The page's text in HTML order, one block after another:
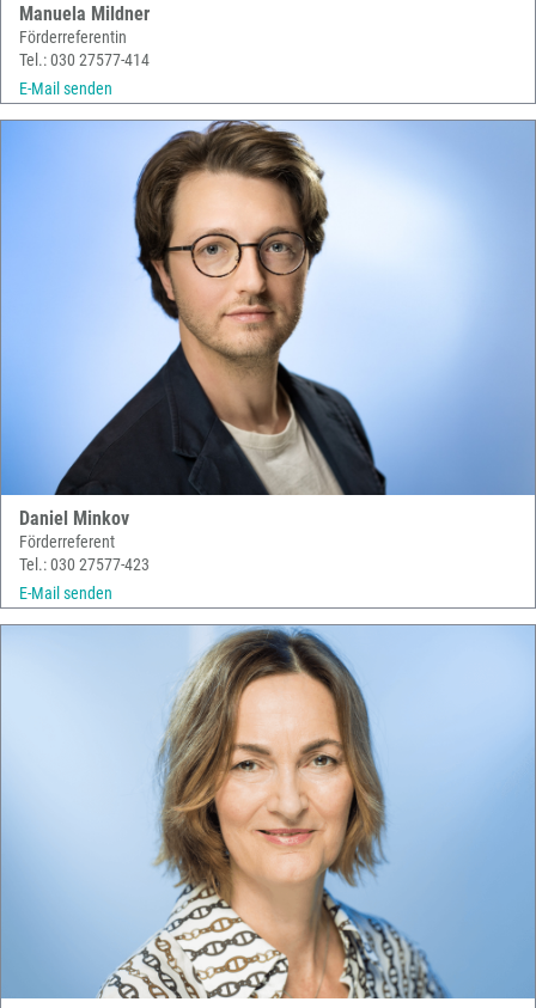
Manuela Mildner
Förderreferentin
Tel.: 030 27577-414
E-Mail senden
Daniel Minkov
Förderreferent
Tel.: 030 27577-423
E-Mail senden